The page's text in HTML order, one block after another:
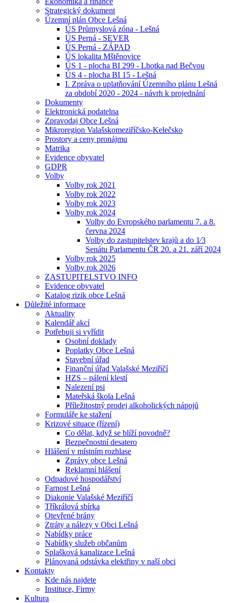
Strategický dokument
Územní plán Obce Lešná
ÚS Průmyslová zóna - Lešná
ÚS Perná - SEVER
ÚS Perná - ZÁPAD
ÚS lokalita Mštěnovice
ÚS 1 - plocha BI 299 - Lhotka nad Bečvou
ÚS 4 - plocha BI 15 - Lešná
I. Zpráva o uplatňování Územního plánu Lešná
za období 2020 - 2024 - návrh k projednání
Dokumenty
Elektronická podatelna
Zpravodaj Obce Lešná
Mikroregion Valašskomeziříčsko-Kelečsko
Prostory a ceny pronájmu
Matrika
Evidence obyvatel
GDPR
Volby
Volby rok 2021
Volby rok 2022
Volby rok 2023
Volby rok 2024
Volby do Evropského parlamentu 7. a 8.
června 2024
Volby do zastupitelstev krajů a do 1⁄3
Senátu Parlamentu ČR 20. a 21. září 2024
Volby rok 2025
Volby rok 2026
ZASTUPITELSTVO INFO
Evidence obyvatel
Katalog rizik obce Lešná
Důležité informace
Aktuality
Kalendář akcí
Potřebuji si vyřídit
Osobní doklady
Poplatky Obce Lešná
Stavební úřad
Finanční úřad Valašské Meziříčí
HZS – pálení klestí
Nalezení psi
Mateřská škola Lešná
Příležitostný prodej alkoholických nápojů
Formuláře ke stažení
Krizové situace (řízení)
Co dělat, když se blíží povodně?
Bezpečnostní desatero
Hlášení v místním rozhlase
Zprávy obce Lešná
Reklamní hlášení
Odpadové hospodářství
Farnost Lešná
Diakonie Valašské Meziříčí
Tříkrálová sbírka
Otevřené brány
Ztráty a nálezy v Obci Lešná
Nabídky práce
Nabídky služeb občanům
Splašková kanalizace Lešná
Plánovaná odstávka elektřiny v naší obci
Kontakty
Kde nás najdete
Instituce, Firmy
Kultura